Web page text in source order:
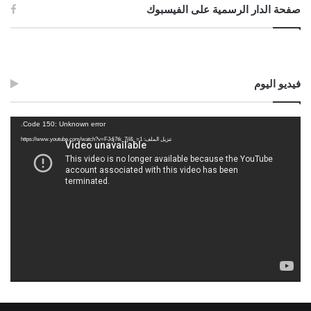
صفحة الدار الرسمية على الفيسبوك
فيديو اليوم
Code 150: Unknown error.
تنزيل الملف: https://www.youtube.com/watch?v=FJdj7tk_7jI&_=1